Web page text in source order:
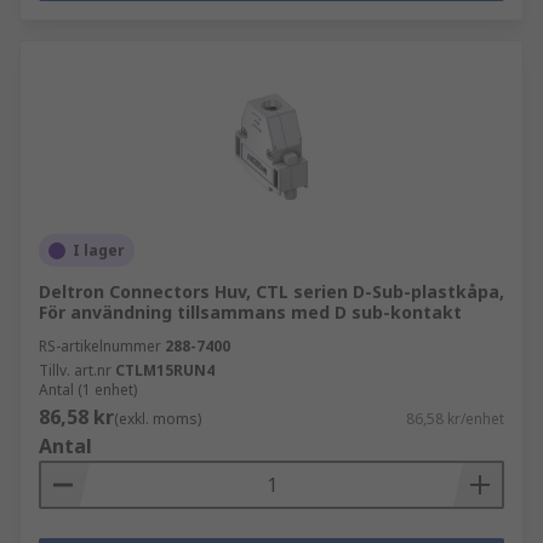
I lager
Deltron Connectors Huv, CTL serien D-Sub-plastkåpa,
För användning tillsammans med D sub-kontakt
RS-artikelnummer 288-7400
Tillv. art.nr CTLM15RUN4
Antal (1 enhet)
86,58 kr(exkl. moms) 86,58 kr/enhet
Antal